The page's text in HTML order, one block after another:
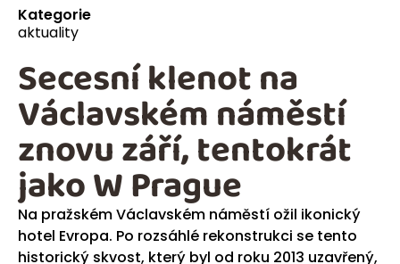
Kategorie
aktuality
Na pražském Václavském náměstí ožil ikonický
hotel Evropa. Po rozsáhlé rekonstrukci se tento
historický skvost, který byl od roku 2013 uzavřený,
Secesní klenot na
Václavském náměstí
znovu září, tentokrát
jako W Prague